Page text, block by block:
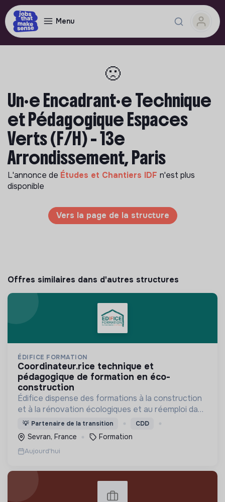
Menu
🙁
Un·e Encadrant·e Technique
et Pédagogique Espaces
Verts (F/H) - 13e
Arrondissement, Paris
L'annonce de Études et Chantiers IDF n'est plus
disponible
Vers la page de la structure
Offres similaires dans d'autres structures
ÉDIFICE FORMATION
coordinateur.rice technique et
pédagogique de formation en éco-
construction
Édifice dispense des formations à la construction
et à la rénovation écologiques et au réemploi dans
le bâtiment. Nos formations s'adressent à des
personnes en activité et des demandeurs
d'emploi.
💡 Partenaire de la transition CDD
Sevran, France Formation
Aujourd'hui